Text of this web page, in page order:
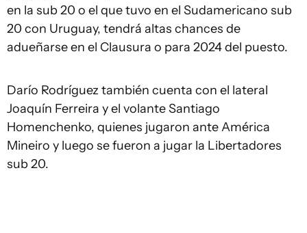
en la sub 20 o el que tuvo en el Sudamericano sub
20 con Uruguay, tendrá altas chances de
adueñarse en el Clausura o para 2024 del puesto.
Darío Rodríguez también cuenta con el lateral
Joaquín Ferreira y el volante Santiago
Homenchenko, quienes jugaron ante América
Mineiro y luego se fueron a jugar la Libertadores
sub 20.